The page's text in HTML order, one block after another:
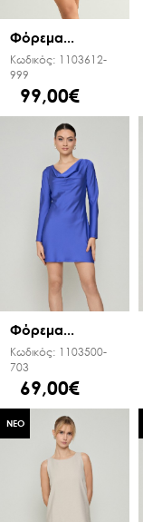
Φόρεμα...
Κωδικός: 1103612-
999
99,00€
Φόρεμα...
Κωδικός: 1103500-
703
69,00€
ΝΕΟ